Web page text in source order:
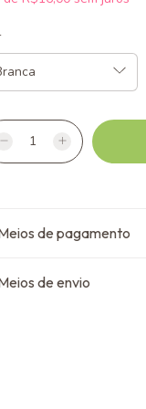
de pagamento
de envio